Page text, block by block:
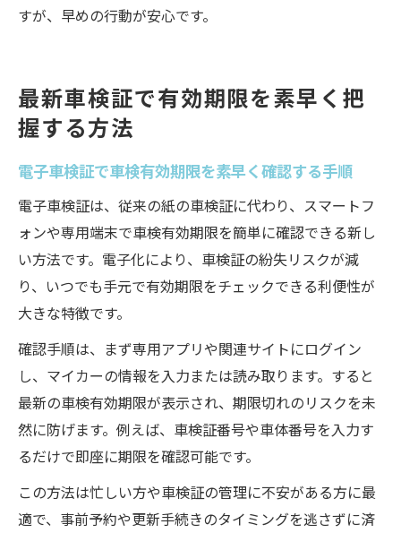
すが、早めの行動が安心です。
最新車検証で有効期限を素早く把
握する方法
電子車検証で車検有効期限を素早く確認する手順
電子車検証は、従来の紙の車検証に代わり、スマートフ
ォンや専用端末で車検有効期限を簡単に確認できる新し
い方法です。電子化により、車検証の紛失リスクが減
り、いつでも手元で有効期限をチェックできる利便性が
大きな特徴です。
確認手順は、まず専用アプリや関連サイトにログイン
し、マイカーの情報を入力または読み取ります。すると
最新の車検有効期限が表示され、期限切れのリスクを未
然に防げます。例えば、車検証番号や車体番号を入力す
るだけで即座に期限を確認可能です。
この方法は忙しい方や車検証の管理に不安がある方に最
適で、事前予約や更新手続きのタイミングを逃さずに済